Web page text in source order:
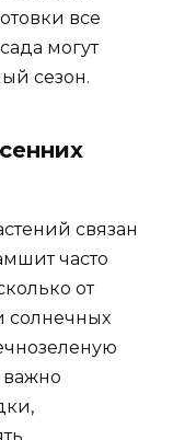
все
могут
сезон.
связан
часто
от
солнечных
важно